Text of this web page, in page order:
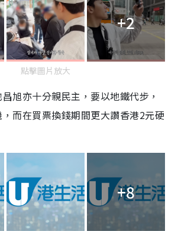
+2
點擊圖片放大
旭亦十分親民主，要以地鐵代步，
而在買票換錢期間更大讚香港2元硬
+8